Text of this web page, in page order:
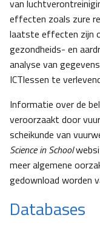
van
effecten zoals zure
laatste effecten zijn
gezondheids- en
analyse van
ICTlessen te
Informatie over de
veroorzaakt door
scheikunde van
Science in School
meer algemene
gedownload worden
Databases